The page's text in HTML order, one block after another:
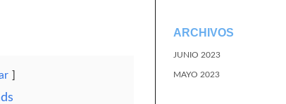
ARCHIVOS
JUNIO 2023
MAYO 2023